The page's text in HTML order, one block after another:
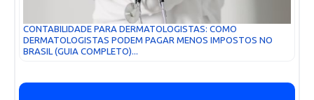
CONTABILIDADE PARA DERMATOLOGISTAS: COMO
DERMATOLOGISTAS PODEM PAGAR MENOS IMPOSTOS NO
BRASIL (GUIA COMPLETO)...